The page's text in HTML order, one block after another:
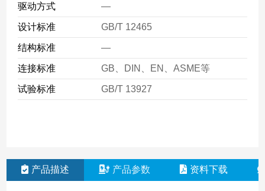
驱动方式 —
设计标准 GB/T 12465
结构标准 —
连接标准 GB、DIN、EN、ASME等
试验标准 GB/T 13927
产品描述 产品参数 资料下载